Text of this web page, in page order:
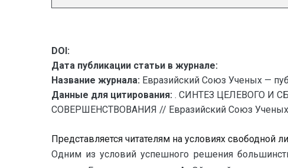
DOI:
Дата публикации статьи в журнале:
Название журнала: Евразийский Союз Ученых —
Данные для цитирования: . СИНТЕЗ ЦЕЛЕВОГО И
СОВЕРШЕНСТВОВАНИЯ // Евразийский Союз Ученых
Представляется читателям на условиях свободной
Одним из условий успешного решения